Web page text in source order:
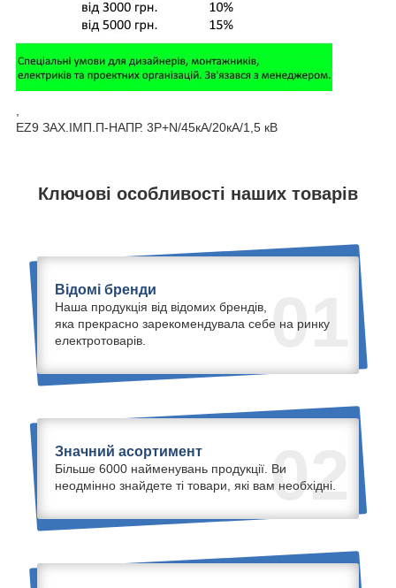
EZ9 ЗАХ.ІМП.П-НАПР. 3Р+N/45кА/20кА/1,5 кВ
Ключові особливості наших товарів
01
Відомі бренди
Наша продукція від відомих брендів,
яка прекрасно зарекомендувала себе на ринку
електротоварів.
02
Значний асортимент
Більше 6000 найменувань продукції. Ви
неодмінно знайдете ті товари, які вам необхідні.